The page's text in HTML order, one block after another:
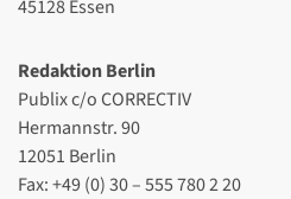
45128 Essen
Redaktion Berlin
Publix c/o CORRECTIV
Hermannstr. 90
12051 Berlin
Fax: +49 (0) 30 – 555 780 2 20